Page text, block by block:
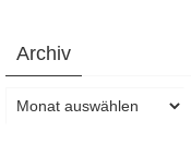
Archiv
Archiv